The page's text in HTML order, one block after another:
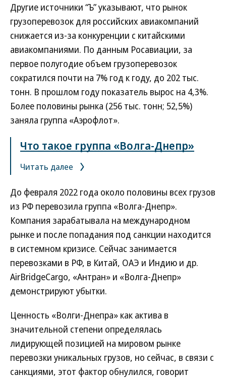
Другие источники “Ъ” указывают, что рынок
грузоперевозок для российских авиакомпаний
снижается из-за конкуренции с китайскими
авиакомпаниями. По данным Росавиации, за
первое полугодие объем грузоперевозок
сократился почти на 7% год к году, до 202 тыс.
тонн. В прошлом году показатель вырос на 4,3%.
Более половины рынка (256 тыс. тонн; 52,5%)
заняла группа «Аэрофлот».
Что такое группа «Волга-Днепр»
Читать далее
До февраля 2022 года около половины всех грузов
из РФ перевозила группа «Волга-Днепр».
Компания зарабатывала на международном
рынке и после попадания под санкции находится
в системном кризисе. Сейчас занимается
перевозками в РФ, в Китай, ОАЭ и Индию и др.
AirBridgeCargo, «Антран» и «Волга-Днепр»
демонстрируют убытки.
Ценность «Волги-Днепра» как актива в
значительной степени определялась
лидирующей позицией на мировом рынке
перевозки уникальных грузов, но сейчас, в связи с
санкциями, этот фактор обнулился, говорит